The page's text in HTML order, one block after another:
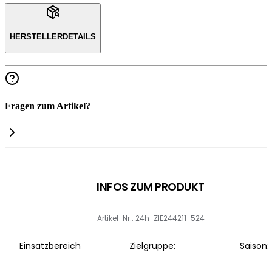
HERSTELLERDETAILS
Fragen zum Artikel?
INFOS ZUM PRODUKT
Artikel-Nr.: 24h-ZIE244211-524
Einsatzbereich Zielgruppe: Saison: